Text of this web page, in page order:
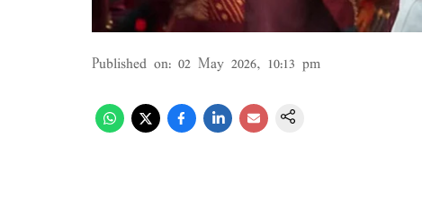
Published on: 02 May 2026, 10:13 pm